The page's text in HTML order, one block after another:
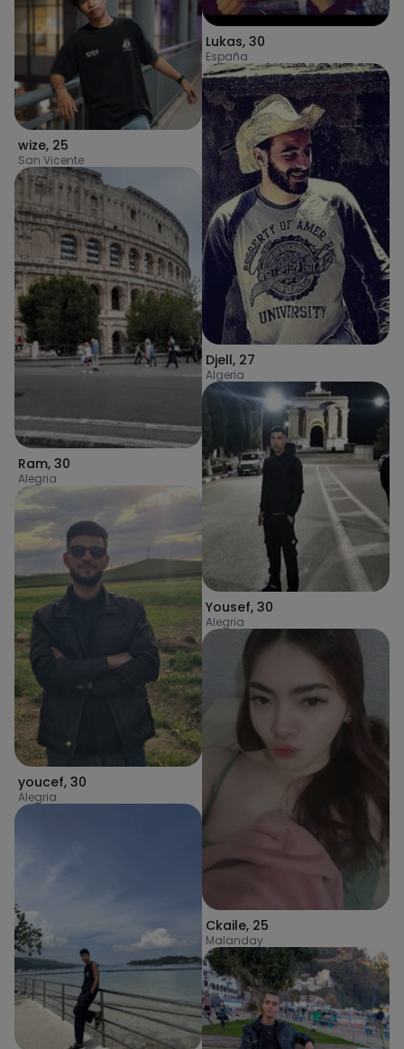
wize, 25
San Vicente
Ram, 30
Alegria
youcef, 30
Alegria
Lukas, 30
España
Djell, 27
Algeria
Yousef, 30
Alegria
Ckaile, 25
Malanday